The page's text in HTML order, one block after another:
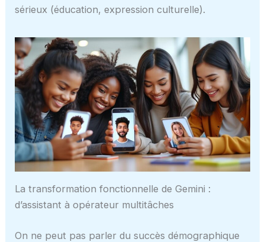
sérieux (éducation, expression culturelle).
La transformation fonctionnelle de Gemini :
d’assistant à opérateur multitâches
On ne peut pas parler du succès démographique